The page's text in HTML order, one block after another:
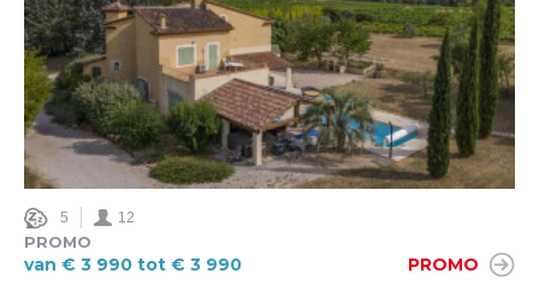
5 12
PROMO
van € 3 990 tot € 3 990 PROMO